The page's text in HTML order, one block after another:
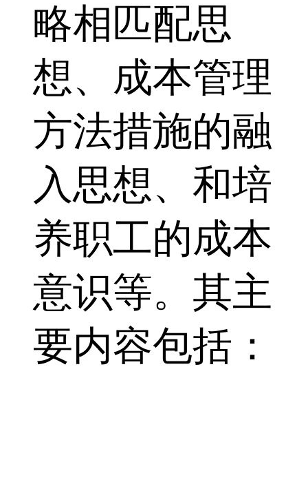
略相匹配思
想、成本管理
方法措施的融
入思想、和培
养职工的成本
意识等。其主
要内容包括：